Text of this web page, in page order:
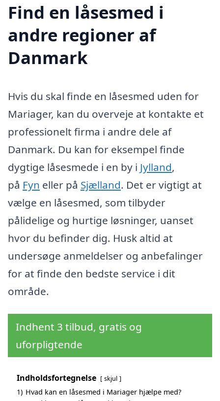
Find en låsesmed i
andre regioner af
Danmark
Hvis du skal finde en låsesmed uden for
Mariager, kan du overveje at kontakte et
professionelt firma i andre dele af
Danmark. Du kan for eksempel finde
dygtige låsesmede i en by i Jylland,
på Fyn eller på Sjælland. Det er vigtigt at
vælge en låsesmed, som tilbyder
pålidelige og hurtige løsninger, uanset
hvor du befinder dig. Husk altid at
undersøge anmeldelser og anbefalinger
for at finde den bedste service i dit
område.
Indhent 3 tilbud, gratis og
uforpligtende
Indholdsfortegnelse skjul
1) Hvad kan en låsesmed i Mariager hjælpe med?